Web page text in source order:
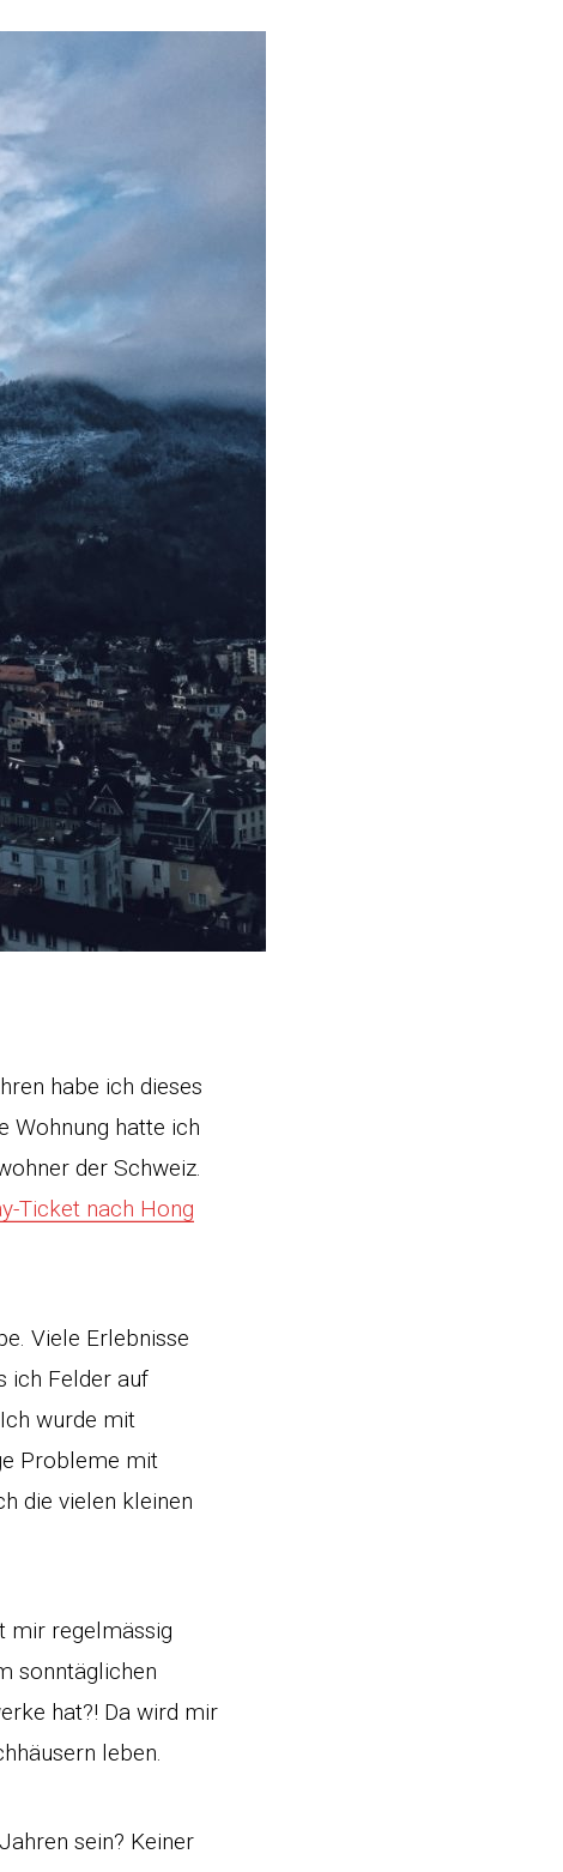
habe ich dieses
Wohnung hatte ich
der Schweiz.
Ticket nach Hong
Viele Erlebnisse
ich Felder auf
wurde mit
Probleme mit
die vielen kleinen
mir regelmässig
sonntäglichen
hat?! Da wird mir
leben.
sein? Keiner